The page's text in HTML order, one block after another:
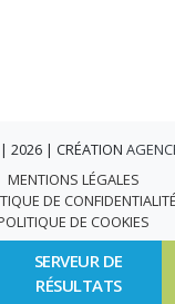
SERVEUR DE
RÉSULTATS
2026 | CRÉATION
MENTIONS LÉGALES
DE CONFIDENTIALITÉ
DE COOKIES